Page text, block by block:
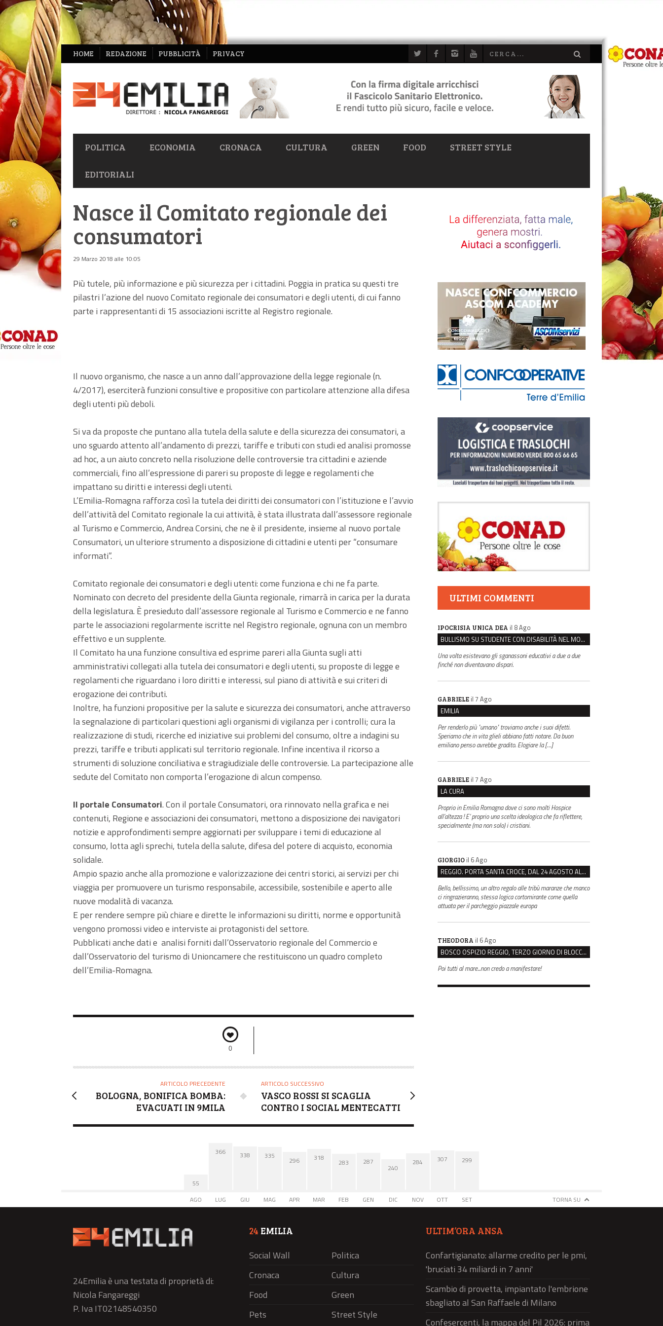
NAVIGAZIONE
SECONDARIA
HOME REDAZIONE PUBBLICITÀ PRIVACY
NAVIGAZIONE
PRIMARIA
POLITICA ECONOMIA CRONACA CULTURA GREEN FOOD STREET STYLE
EDITORIALI
Nasce il Comitato regionale dei
consumatori
29 Marzo 2018 alle 10:05
Più tutele, più informazione e più sicurezza per i cittadini. Poggia in pratica su questi tre
pilastri l’azione del nuovo Comitato regionale dei consumatori e degli utenti, di cui fanno
parte i rappresentanti di 15 associazioni iscritte al Registro regionale.
Il nuovo organismo, che nasce a un anno dall’approvazione della legge regionale (n.
4/2017), eserciterà funzioni consultive e propositive con particolare attenzione alla difesa
degli utenti più deboli.
Si va da proposte che puntano alla tutela della salute e della sicurezza dei consumatori, a
uno sguardo attento all’andamento di prezzi, tariffe e tributi con studi ed analisi promosse
ad hoc, a un aiuto concreto nella risoluzione delle controversie tra cittadini e aziende
commerciali, fino all’espressione di pareri su proposte di legge e regolamenti che
impattano su diritti e interessi degli utenti.
L’Emilia-Romagna rafforza così la tutela dei diritti dei consumatori con l’istituzione e l’avvio
dell’attività del Comitato regionale la cui attività, è stata illustrata dall’assessore regionale
al Turismo e Commercio, Andrea Corsini, che ne è il presidente, insieme al nuovo portale
Consumatori, un ulteriore strumento a disposizione di cittadini e utenti per “consumare
informati”.
Comitato regionale dei consumatori e degli utenti: come funziona e chi ne fa parte.
Nominato con decreto del presidente della Giunta regionale, rimarrà in carica per la durata
della legislatura. È presieduto dall’assessore regionale al Turismo e Commercio e ne fanno
parte le associazioni regolarmente iscritte nel Registro regionale, ognuna con un membro
effettivo e un supplente.
Il Comitato ha una funzione consultiva ed esprime pareri alla Giunta sugli atti
amministrativi collegati alla tutela dei consumatori e degli utenti, su proposte di legge e
regolamenti che riguardano i loro diritti e interessi, sul piano di attività e sui criteri di
erogazione dei contributi.
Inoltre, ha funzioni propositive per la salute e sicurezza dei consumatori, anche attraverso
la segnalazione di particolari questioni agli organismi di vigilanza per i controlli; cura la
realizzazione di studi, ricerche ed iniziative sui problemi del consumo, oltre a indagini su
prezzi, tariffe e tributi applicati sul territorio regionale. Infine incentiva il ricorso a
strumenti di soluzione conciliativa e stragiudiziale delle controversie. La partecipazione alle
sedute del Comitato non comporta l’erogazione di alcun compenso.
Il portale Consumatori. Con il portale Consumatori, ora rinnovato nella grafica e nei
contenuti, Regione e associazioni dei consumatori, mettono a disposizione dei navigatori
notizie e approfondimenti sempre aggiornati per sviluppare i temi di educazione al
consumo, lotta agli sprechi, tutela della salute, difesa del potere di acquisto, economia
solidale.
Ampio spazio anche alla promozione e valorizzazione dei centri storici, ai servizi per chi
viaggia per promuovere un turismo responsabile, accessibile, sostenibile e aperto alle
nuove modalità di vacanza.
E per rendere sempre più chiare e dirette le informazioni su diritti, norme e opportunità
vengono promossi video e interviste ai protagonisti del settore.
Pubblicati anche dati e analisi forniti dall’Osservatorio regionale del Commercio e
dall’Osservatorio del turismo di Unioncamere che restituiscono un quadro completo
dell’Emilia-Romagna.
0
ARTICOLO PRECEDENTE
BOLOGNA, BONIFICA BOMBA:
EVACUATI IN 9MILA
ARTICOLO SUCCESSIVO
VASCO ROSSI SI SCAGLIA
CONTRO I SOCIAL MENTECATTI
ULTIMI COMMENTI
IPOCRISIA UNICA DEA il 8 Ago
BULLISMO SU STUDENTE CON DISABILITÀ NEL MODENESE, INDAGATI DUE RAGAZZI DI 16 ANNI
Una volta esistevano gli sganassoni educativi a due a due
finché non diventavano dispari.
GABRIELE il 7 Ago
EMILIA
Per renderlo più "umano" troviamo anche i suoi difetti.
Speriamo che in vita glieli abbiano fatti notare. Da buon
emiliano penso avrebbe gradito. Elogiare la […]
GABRIELE il 7 Ago
LA CURA
Proprio in Emilia Romagna dove ci sono molti Hospice
all’altezza ! E’ proprio una scelta ideologica che fa riflettere,
specialmente (ma non solo) i cristiani.
GIORGIO il 6 Ago
REGGIO. PORTA SANTA CROCE, DAL 24 AGOSTO AL VIA IL CANTIERE PER IL NUOVO COLLETTORE FOGNARIO
Bello, bellissimo, un altro regalo alle tribù maranze che manco
ci ringrazieranno, stessa logica cortomirante come quella
attuata per il parcheggio piazzale europa
THEODORA il 6 Ago
BOSCO OSPIZIO REGGIO, TERZO GIORNO DI BLOCCO. IL COMITATO: “PRESIDIO FINO A VENERDÌ”
Poi tutti al mare...non credo a manifestare!
55
AGO
366
LUG
338
GIU
335
MAG
296
APR
318
MAR
283
FEB
287
GEN
240
DIC
284
NOV
307
OTT
299
SET TORNA SU
24Emilia è una testata di proprietà di:
Nicola Fangareggi
P. Iva IT02148540350
24 EMILIA
Social Wall
Politica
Cronaca
Cultura
Food
Green
Pets
Street Style
ULTIM’ORA ANSA
Confartigianato: allarme credito per le pmi,
'bruciati 34 miliardi in 7 anni'
Scambio di provetta, impiantato l'embrione
sbagliato al San Raffaele di Milano
Confesercenti, la mappa del Pil 2026: prima